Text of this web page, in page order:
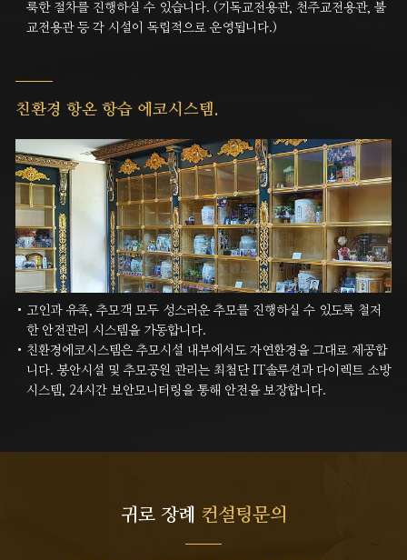
룩한 절차를 진행하실 수 있습니다. (기독교전용관, 천주교전용관, 불
교전용관 등 각 시설이 독립적으로 운영됩니다.)
친환경 항온 항습 에코시스템.
고인과 유족, 추모객 모두 성스러운 추모를 진행하실 수 있도록 철저
한 안전관리 시스템을 가동합니다.
친환경에코시스템은 추모시설 내부에서도 자연환경을 그대로 제공합
니다. 봉안시설 및 추모공원 관리는 최첨단 IT솔루션과 다이렉트 소방
시스템, 24시간 보안모니터링을 통해 안전을 보장합니다.
귀로 장례 컨설팅문의